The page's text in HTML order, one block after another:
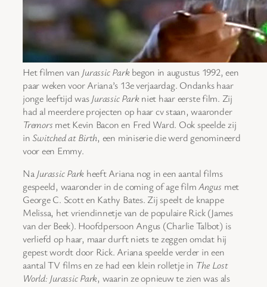
Het filmen van Jurassic Parkbegon in augustus 1992, een
paar weken voor Ariana’s 13e verjaardag. Ondanks haar
jonge leeftijd wasJurassic Parkniet haar eerste film. Zij
had al meerdere projecten op haar cv staan, waaronder
Tremors met Kevin Bacon en Fred Ward. Ook speelde zij
inSwitched at Birth, een miniserie die werd genomineerd
voor een Emmy.
NaJurassic Park heeft Ariana nog in een aantal films
gespeeld, waaronder in de coming of age filmAngus met
George C. Scott en Kathy Bates. Zij speelt de knappe
Melissa, het vriendinnetje van de populaire Rick (James
van der Beek). Hoofdpersoon Angus (Charlie Talbot) is
verliefd op haar, maar durft niets te zeggen omdat hij
gepest wordt door Rick. Ariana speelde verder in een
aantal TV films en ze had een klein rolletje in The Lost
World: Jurassic Park, waarin ze opnieuw te zien was als